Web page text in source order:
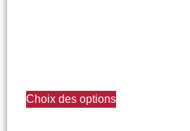
Choix des options